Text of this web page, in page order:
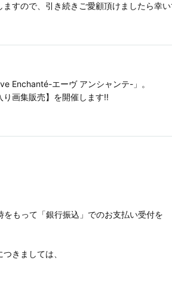
すので、引き続きご愛顧頂けましたら幸
Enchanté-エーヴ アンシャンテ-」。
画集販売】を開催します!!
もって「銀行振込」でのお支払い受付を
きましては、